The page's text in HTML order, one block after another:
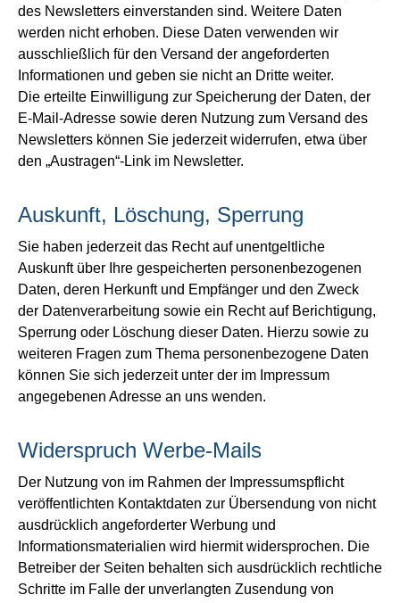
des Newsletters einverstanden sind. Weitere Daten
werden nicht erhoben. Diese Daten verwenden wir
ausschließlich für den Versand der angeforderten
Informationen und geben sie nicht an Dritte weiter.
Die erteilte Einwilligung zur Speicherung der Daten, der
E-Mail-Adresse sowie deren Nutzung zum Versand des
Newsletters können Sie jederzeit widerrufen, etwa über
den „Austragen“-Link im Newsletter.
Auskunft, Löschung, Sperrung
Sie haben jederzeit das Recht auf unentgeltliche
Auskunft über Ihre gespeicherten personenbezogenen
Daten, deren Herkunft und Empfänger und den Zweck
der Datenverarbeitung sowie ein Recht auf Berichtigung,
Sperrung oder Löschung dieser Daten. Hierzu sowie zu
weiteren Fragen zum Thema personenbezogene Daten
können Sie sich jederzeit unter der im Impressum
angegebenen Adresse an uns wenden.
Widerspruch Werbe-Mails
Der Nutzung von im Rahmen der Impressumspflicht
veröffentlichten Kontaktdaten zur Übersendung von nicht
ausdrücklich angeforderter Werbung und
Informationsmaterialien wird hiermit widersprochen. Die
Betreiber der Seiten behalten sich ausdrücklich rechtliche
Schritte im Falle der unverlangten Zusendung von